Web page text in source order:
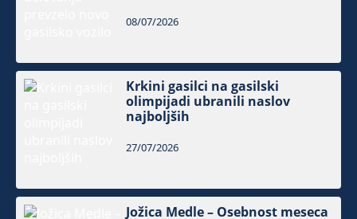
08/07/2026
Krkini gasilci na gasilski
olimpijadi ubranili naslov
najboljših
27/07/2026
Jožica Medle – Osebnost meseca